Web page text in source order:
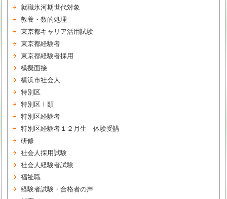
就職氷河期世代対象
教養・数的処理
東京都キャリア活用試験
東京都経験者
東京都経験者採用
模擬面接
横浜市社会人
特別区
特別区Ⅰ類
特別区経験者
特別区経験者１２月生 体験受講
研修
社会人採用試験
社会人経験者試験
福祉職
経験者試験・合格者の声